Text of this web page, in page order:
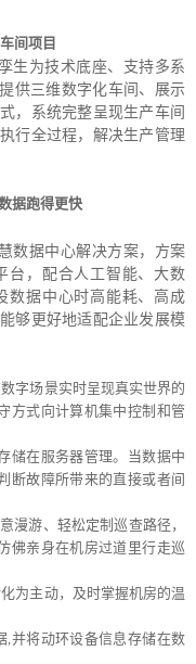
间项目
生为技术底座、支持多系
供三维数字化车间、展示
，系统完整呈现生产车间
行全过程，解决生产管理
据跑得更快
数据中心解决方案，方案
台，配合人工智能、大数
数据中心时高能耗、高成
够更好地适配企业发展模
字场景实时呈现真实世界的
方式向计算机集中控制和管
储在服务器管理。当数据中
断故障所带来的直接或者间
漫游、轻松定制巡查路径，
佛亲身在机房过道里行走巡
为主动，及时掌握机房的温
,并将动环设备信息存储在数